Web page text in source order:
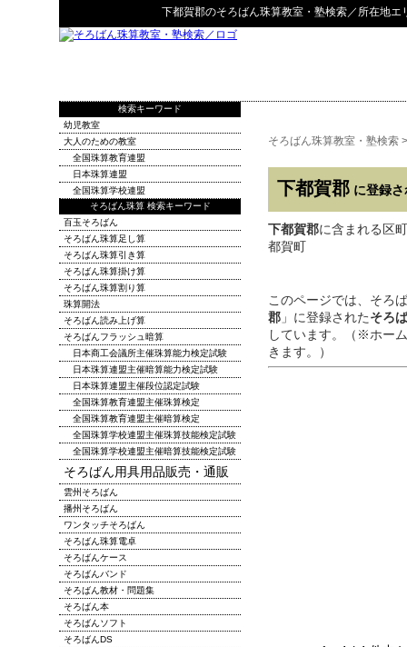
下都賀郡のそろばん珠算教室・塾検索／所在地エ
そろばん珠算教室・塾検索
下都賀郡 に登録
下都賀郡に含まれる区
都賀町
このページでは、そろ
郡 」に登録されたそろ
しています。（※ホー
きます。）
検索キーワード
幼児教室
大人のための教室
全国珠算教育連盟
日本珠算連盟
全国珠算学校連盟
そろばん珠算 検索キーワード
百玉そろばん
そろばん珠算足し算
そろばん珠算引き算
そろばん珠算掛け算
そろばん珠算割り算
珠算開法
そろばん読み上げ算
そろばんフラッシュ暗算
日本商工会議所主催珠算能力検定試験
日本珠算連盟主催暗算能力検定試験
日本珠算連盟主催段位認定試験
全国珠算教育連盟主催珠算検定
全国珠算教育連盟主催暗算検定
全国珠算学校連盟主催珠算技能検定試験
全国珠算学校連盟主催暗算技能検定試験
そろばん用具用品販売・通販
雲州そろばん
播州そろばん
ワンタッチそろばん
そろばん珠算電卓
そろばんケース
そろばんバンド
そろばん教材・問題集
そろばん本
そろばんソフト
そろばんDS